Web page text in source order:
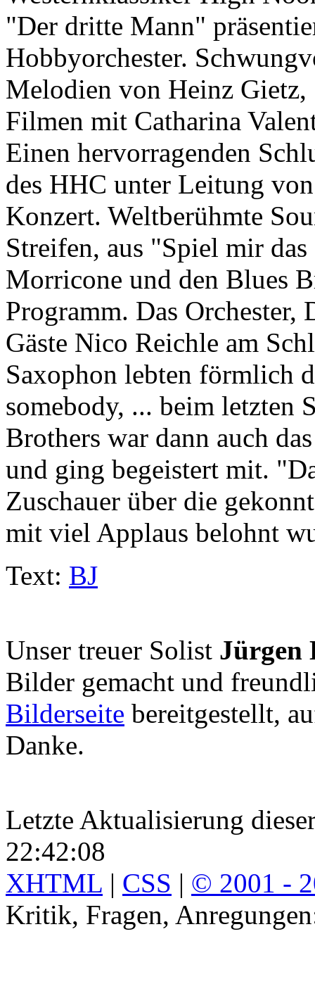
"Der dritte Mann"
Hobbyorchester.
Melodien von Heinz Gietz,
Filmen mit Catharina
Einen hervorragenden
des HHC unter Leitung
Konzert. Weltberühmte
Streifen, aus "Spiel mir
Morricone und den Blues
Programm. Das
Gäste Nico Reichle am
Saxophon lebten förmlich
somebody, ... beim letzten
Brothers war dann auch
und ging begeistert mit.
Zuschauer über die
mit viel Applaus belohnt
Text: BJ
Unser treuer Solist Jürgen
Bilder gemacht und
Bilderseite bereitgestellt,
Danke.
Letzte Aktualisierung
22:42:08
XHTML | CSS | © 2001 -
Kritik, Fragen,